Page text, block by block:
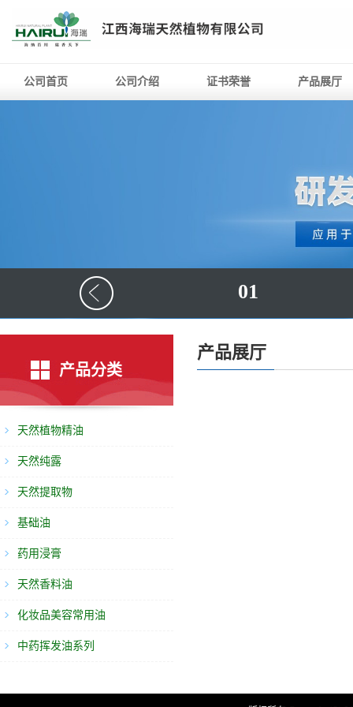
公司首页 公司介绍 证书荣誉 产品展厅
01
产品分类
天然植物精油
天然纯露
天然提取物
基础油
药用浸膏
天然香料油
化妆品美容常用油
中药挥发油系列
产品展厅